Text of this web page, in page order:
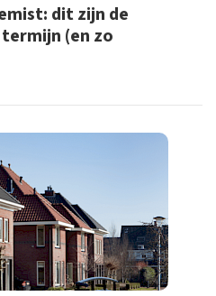
dit zijn de
(en zo